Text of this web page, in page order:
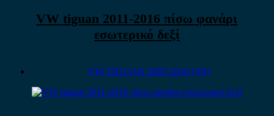
VW tiguan 2011-2016 πίσω φανάρι
εσωτερικό δεξί
VW TIGUAN 2007-2016 (5N)